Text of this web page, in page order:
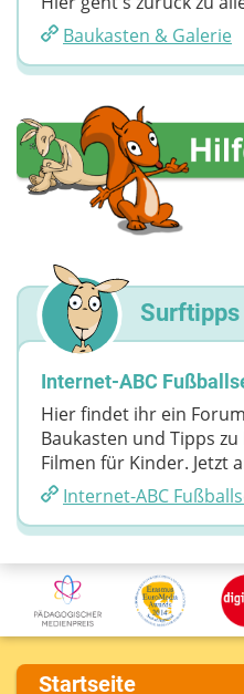
Baukasten & Galerie
Surftipps
Internet-ABC
Hier findet ihr ein
Baukasten und Tipps
Filmen für Kinder. Jetzt
Internet-ABC
Startseite